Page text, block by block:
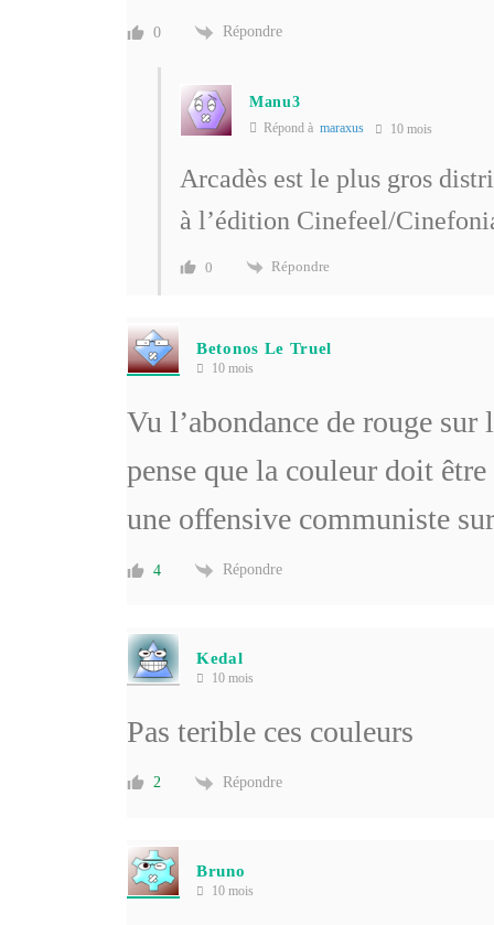
0 Répondre
Manu3
Répond à maraxus 10 mois
Arcadès est le plus gros
à l’édition Cinefeel/
0 Répondre
Betonos Le Truel
10 mois
Vu l’abondance de rouge
pense que la couleur doit
une offensive communiste
4 Répondre
Kedal
10 mois
Pas terible ces couleurs
2 Répondre
Bruno
10 mois